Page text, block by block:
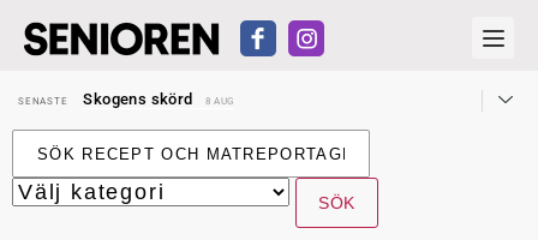
SENASTE
Skogens skörd
8 AUG
SENASTE
Kravet: Nu måste 65-årsgränsen bort
SENASTE
Dom öppnar för rätt till garantipension
30 JUL
SENASTE
Snart kan telefonförsäljning förbjudas i Sverige
Hyror rusar ifrån äldres bostadstillägg
28 JUL